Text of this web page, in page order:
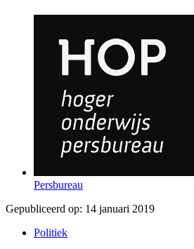
Persbureau
Gepubliceerd op: 14 januari 2019
Politiek